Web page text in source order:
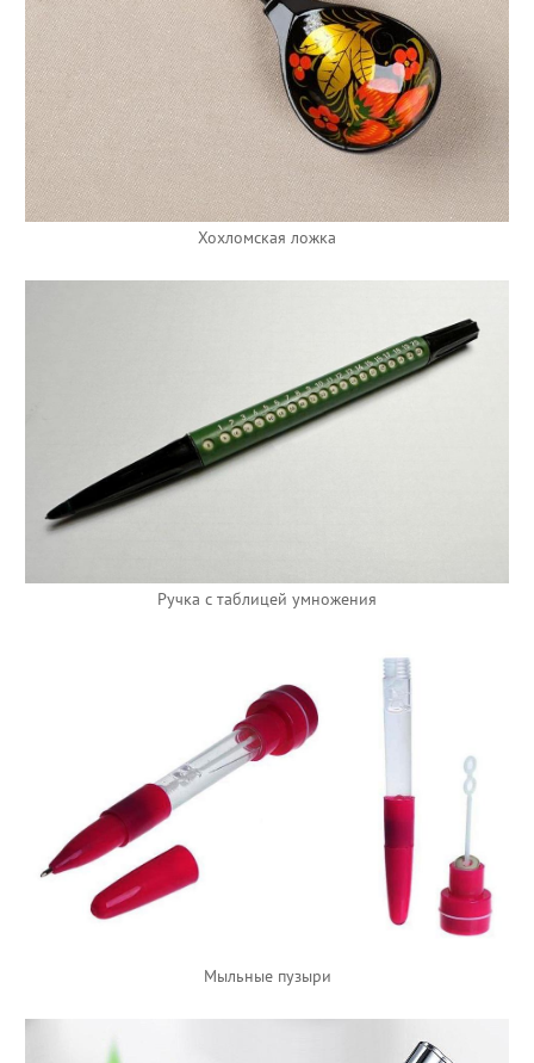
Хохломская ложка
Ручка с таблицей умножения
Мыльные пузыри